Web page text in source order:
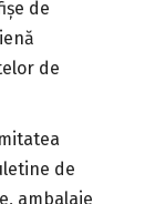
de
de
de
ambalaje